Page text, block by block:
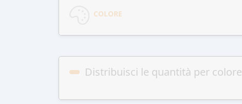
COLORE
Distribuisci le quantità per colore